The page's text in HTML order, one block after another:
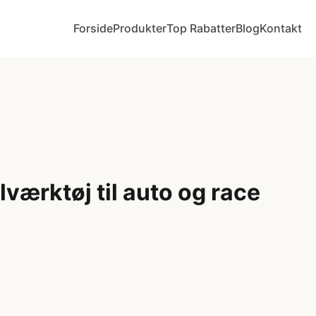
ForsideProdukterTop RabatterBlogKontakt
til auto og race